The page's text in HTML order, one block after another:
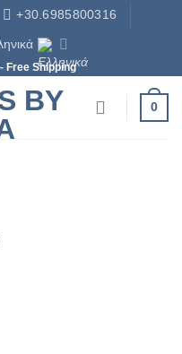
+30.6985800316
Free Shipping
0